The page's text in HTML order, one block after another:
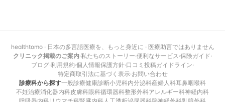
healthtomo · 日本の多言語医療を、もっと身近に · 医療助言ではありません
クリニック掲載のご案内·私たちのストーリー·便利なサービス·保険ガイド·
ブログ·利用規約·個人情報保護方針·口コミ投稿ガイドライン·
特定商取引法に基づく表示·お問い合わせ
診療科から探す一般診療健康診断小児科内分泌科産婦人科耳鼻咽喉科
不妊治療消化器内科皮膚科眼科循環器科整形外科アレルギー科神経内科